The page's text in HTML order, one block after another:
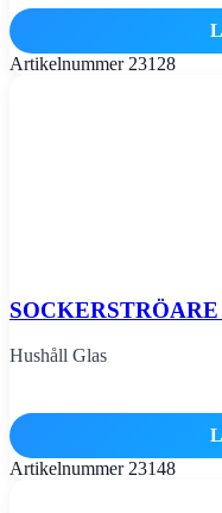
Artikelnummer 23128
Hushåll Glas
Artikelnummer 23148